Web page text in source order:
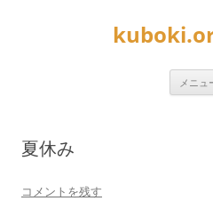
メニュ
夏休み
コメントを残す